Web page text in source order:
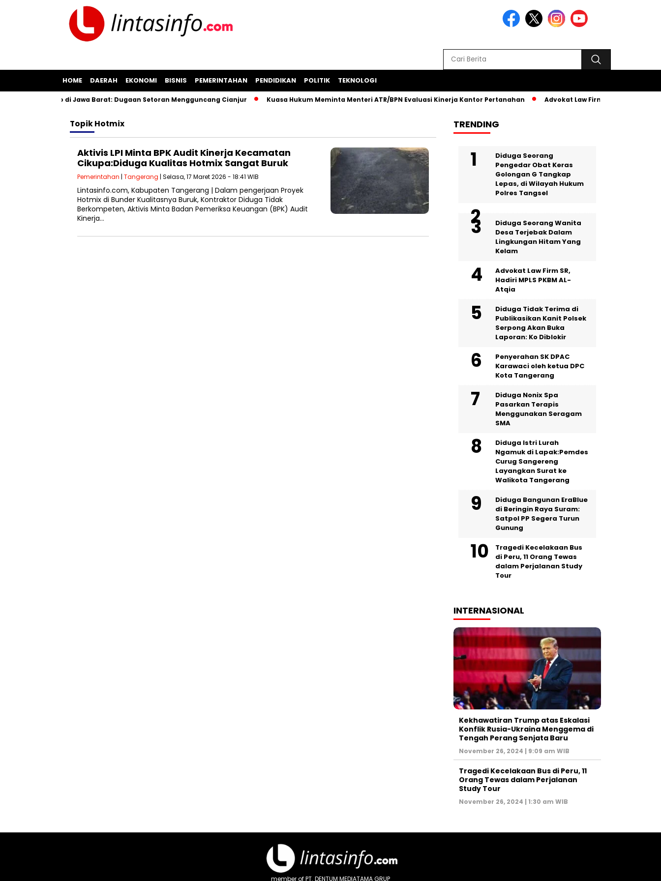
HOME DAERAH EKONOMI BISNIS PEMERINTAHAN PENDIDIKAN POLITIK TEKNOLOGI
Pil Koplo di Jawa Barat: Dugaan Setoran Mengguncang Cianjur Kuasa Hukum Meminta Menteri ATR/BPN Evaluasi Kinerja Kantor Pertanahan Advokat Law Firm SR, Hadiri MPLS
TopikHotmix
Aktivis LPI Minta BPK Audit Kinerja Kecamatan
Cikupa:Diduga Kualitas Hotmix Sangat Buruk
Pemerintahan | Tangerang | Selasa, 17 Maret 2026 - 18:41 WIB
Lintasinfo.com, Kabupaten Tangerang | Dalam pengerjaan Proyek
Hotmix di Bunder Kualitasnya Buruk, Kontraktor Diduga Tidak
Berkompeten, Aktivis Minta Badan Pemeriksa Keuangan (BPK) Audit
Kinerja…
TRENDING
‎Diduga Seorang
Pengedar Obat Keras
Golongan G Tangkap
Lepas, di Wilayah Hukum
Polres Tangsel
‎Diduga Seorang Wanita
Desa Terjebak Dalam
Lingkungan Hitam Yang
Kelam
Advokat Law Firm SR,
Hadiri MPLS PKBM AL-
Atqia
Diduga Tidak Terima di
Publikasikan Kanit Polsek
Serpong Akan Buka
Laporan: Ko Diblokir
Penyerahan SK DPAC
Karawaci oleh ketua DPC
Kota Tangerang
‎Diduga Nonix Spa
Pasarkan Terapis
Menggunakan Seragam
SMA
‎Diduga Istri Lurah
Ngamuk di Lapak:Pemdes
Curug Sangereng
Layangkan Surat ke
Walikota Tangerang
Diduga Bangunan EraBlue
di Beringin Raya Suram:
Satpol PP Segera Turun
Gunung
Tragedi Kecelakaan Bus
di Peru, 11 Orang Tewas
dalam Perjalanan Study
Tour
INTERNASIONAL
Kekhawatiran Trump atas Eskalasi
Konflik Rusia-Ukraina Menggema di
Tengah Perang Senjata Baru
November 26, 2024 | 9:09 am WIB
Tragedi Kecelakaan Bus di Peru, 11
Orang Tewas dalam Perjalanan
Study Tour
November 26, 2024 | 1:30 am WIB
member of PT. DENTUM MEDIATAMA GRUP